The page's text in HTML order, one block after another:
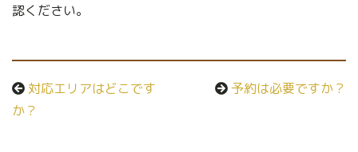
認ください。
対応エリアはどこです
か？
予約は必要ですか？